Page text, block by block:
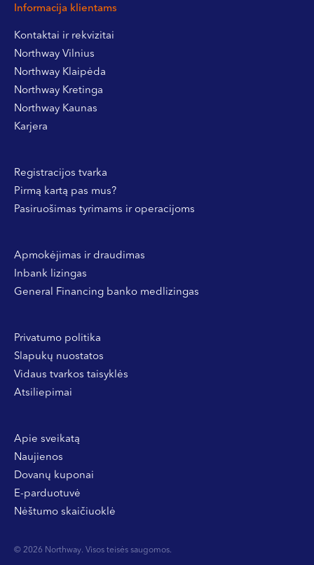
Informacija klientams
Kontaktai ir rekvizitai
Northway Vilnius
Northway Klaipėda
Northway Kretinga
Northway Kaunas
Karjera
Registracijos tvarka
Pirmą kartą pas mus?
Pasiruošimas tyrimams ir operacijoms
Apmokėjimas ir draudimas
Inbank lizingas
General Financing banko medlizingas
Privatumo politika
Slapukų nuostatos
Vidaus tvarkos taisyklės
Atsiliepimai
Apie sveikatą
Naujienos
Dovanų kuponai
E-parduotuvė
Nėštumo skaičiuoklė
© 2026 Northway. Visos teisės saugomos.